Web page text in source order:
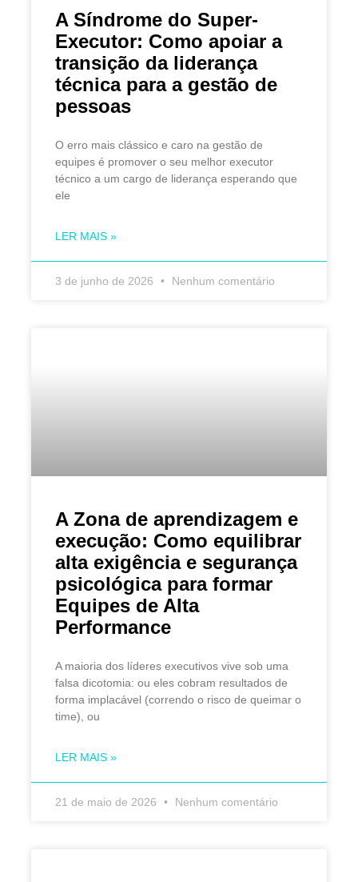
A Síndrome do Super-
Executor: Como apoiar a
transição da liderança
técnica para a gestão de
pessoas
O erro mais clássico e caro na gestão de
equipes é promover o seu melhor executor
técnico a um cargo de liderança esperando que
ele
LER MAIS »
3 de junho de 2026 Nenhum comentário
A Zona de aprendizagem e
execução: Como equilibrar
alta exigência e segurança
psicológica para formar
Equipes de Alta
Performance
A maioria dos líderes executivos vive sob uma
falsa dicotomia: ou eles cobram resultados de
forma implacável (correndo o risco de queimar o
time), ou
LER MAIS »
21 de maio de 2026 Nenhum comentário